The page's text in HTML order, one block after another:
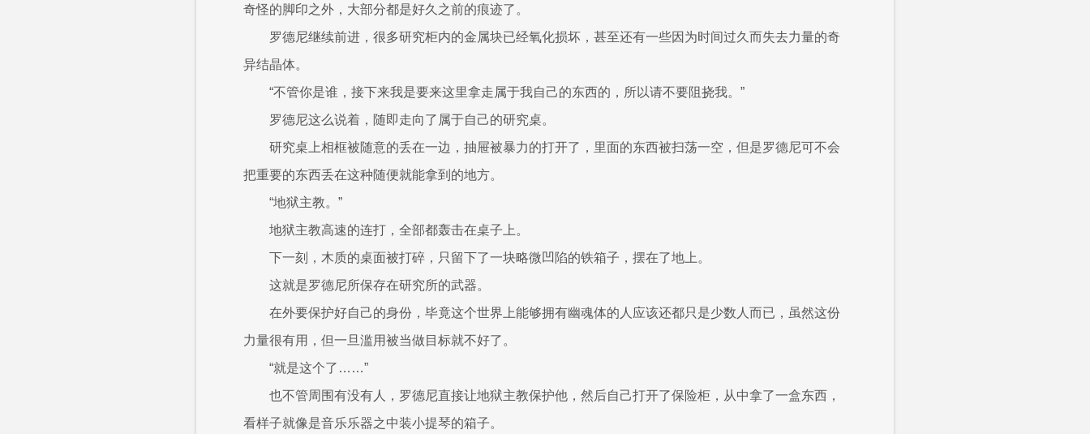
奇怪的脚印之外，大部分都是好久之前的痕迹了。
罗德尼继续前进，很多研究柜内的金属块已经氧化损坏，甚至还有一些因为时间过久而失去力量的奇
异结晶体。
“不管你是谁，接下来我是要来这里拿走属于我自己的东西的，所以请不要阻挠我。”
罗德尼这么说着，随即走向了属于自己的研究桌。
研究桌上相框被随意的丢在一边，抽屉被暴力的打开了，里面的东西被扫荡一空，但是罗德尼可不会
把重要的东西丢在这种随便就能拿到的地方。
“地狱主教。”
地狱主教高速的连打，全部都轰击在桌子上。
下一刻，木质的桌面被打碎，只留下了一块略微凹陷的铁箱子，摆在了地上。
这就是罗德尼所保存在研究所的武器。
在外要保护好自己的身份，毕竟这个世界上能够拥有幽魂体的人应该还都只是少数人而已，虽然这份
力量很有用，但一旦滥用被当做目标就不好了。
“就是这个了……”
也不管周围有没有人，罗德尼直接让地狱主教保护他，然后自己打开了保险柜，从中拿了一盒东西，
看样子就像是音乐乐器之中装小提琴的箱子。